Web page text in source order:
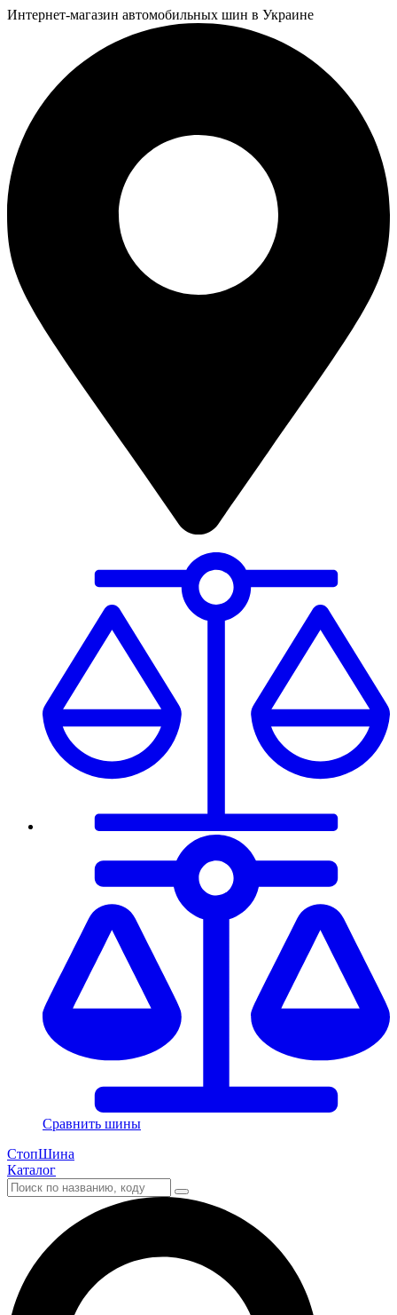
Интернет-магазин автомобильных шин в Украине
Сравнить шины
СтопШина
Каталог